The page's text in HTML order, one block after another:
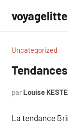
contenu
Uncategorized
par Louise
La tendance